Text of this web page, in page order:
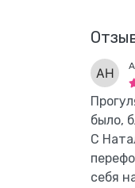
было,
С
себя